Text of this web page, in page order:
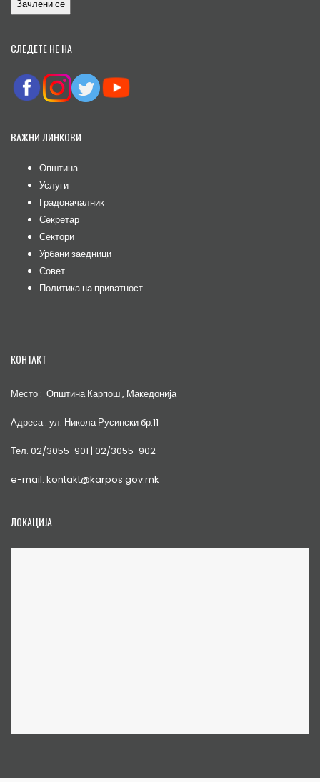
СЛЕДЕТЕ НЕ НА
ВАЖНИ ЛИНКОВИ
Општина
Услуги
Градоначалник
Секретар
Сектори
Урбани заедници
Совет
Политика на приватност
КОНТАКТ
Место : Општина Карпош , Македонија
Адреса : ул. Никола Русински бр.11
Тел. 02/3055-901 | 02/3055-902
e-mail: kontakt@karpos.gov.mk
ЛОКАЦИЈА